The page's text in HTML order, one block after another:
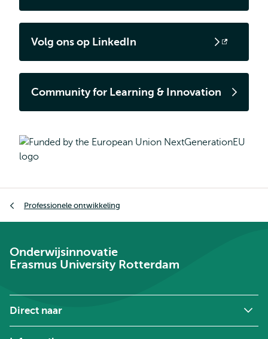
Volg ons op LinkedIn
Opent
extern
Community for Learning & Innovation
Professionele ontwikkeling
Onderwijsinnovatie
Erasmus University Rotterdam
Direct naar